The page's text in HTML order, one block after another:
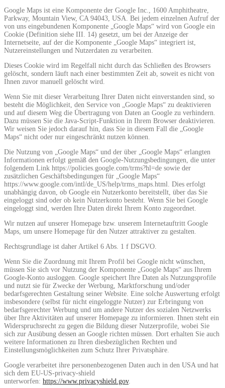
Google Maps ist eine Komponente der Google Inc., 1600 Amphitheatre,
Parkway, Mountain View, CA 94043, USA. Bei jedem einzelnen Aufruf der
von uns eingebundenen Komponente „Google Maps“ wird von Google ein
Cookie (Definition siehe III. 14) gesetzt, um bei der Anzeige der
Internetseite, auf der die Komponente „Google Maps“ integriert ist,
Nutzereinstellungen und Nutzerdaten zu verarbeiten.
Dieses Cookie wird im Regelfall nicht durch das Schließen des Browsers
gelöscht, sondern läuft nach einer bestimmten Zeit ab, soweit es nicht von
Ihnen zuvor manuell gelöscht wird.
Wenn Sie mit dieser Verarbeitung Ihrer Daten nicht einverstanden sind, so
besteht die Möglichkeit, den Service von „Google Maps“ zu deaktivieren
und auf diesem Weg die Übertragung von Daten an Google zu verhindern.
Dazu müssen Sie die Java-Script-Funktion in Ihrem Browser deaktivieren.
Wir weisen Sie jedoch darauf hin, dass Sie in diesem Fall die „Google
Maps“ nicht oder nur eingeschränkt nutzen können.
Die Nutzung von „Google Maps“ und der über „Google Maps“ erlangten
Informationen erfolgt gemäß den Google-Nutzungsbedingungen, die unter
folgendem Link https://policies.google.com/trms?hl=de sowie der
zusätzlichen Geschäftsbedingungen für „Google Maps“
https://www.google.com/intl/de_US/help/trms_maps.html. Dies erfolgt
unabhängig davon, ob Google ein Nutzerkonto bereitstellt, über das Sie
eingeloggt sind oder ob kein Nutzerkonto besteht. Wenn Sie bei Google
eingeloggt sind, werden Ihre Daten direkt Ihrem Konto zugeordnet.
Wir nutzen auf unserer Homepage bzw. unserem Internetauftritt Google
Maps, um unsere Homepage für den Nutzer attraktiver zu gestalten.
Rechtsgrundlage ist daher Artikel 6 Abs. 1 f DSGVO.
Wenn Sie die Zuordnung mit Ihrem Profil bei Google nicht wünschen,
müssen Sie sich vor Nutzung der Komponente „Google Maps“ aus Ihrem
Google-Konto ausloggen. Google speichert Ihre Daten als Nutzungsprofile
und nutzt sie für Zwecke der Werbung, Marktforschung und/oder
bedarfsgerechten Gestaltung seiner Website. Eine solche Auswertung erfolgt
insbesondere (selbst für nicht eingeloggte Nutzer) zur Erbringung von
bedarfsgerechter Werbung und um andere Nutzer des sozialen Netzwerks
über Ihre Aktivitäten auf unserer Homepage zu informieren. Ihnen steht ein
Widerspruchsrecht zu gegen die Bildung dieser Nutzerprofile, wobei Sie
sich zur Ausübung dessen an Google richten müssen. Dort erhalten Sie auch
weitere Informationen zu Ihren diesbezüglichen Rechten und
Einstellungsmöglichkeiten zum Schutz Ihrer Privatsphäre.
Google verarbeitet ihre personenbezogenen Daten auch in den USA und hat
sich dem EU-US-privacy-shield
unterworfen: https://www.privacyshield.gov.